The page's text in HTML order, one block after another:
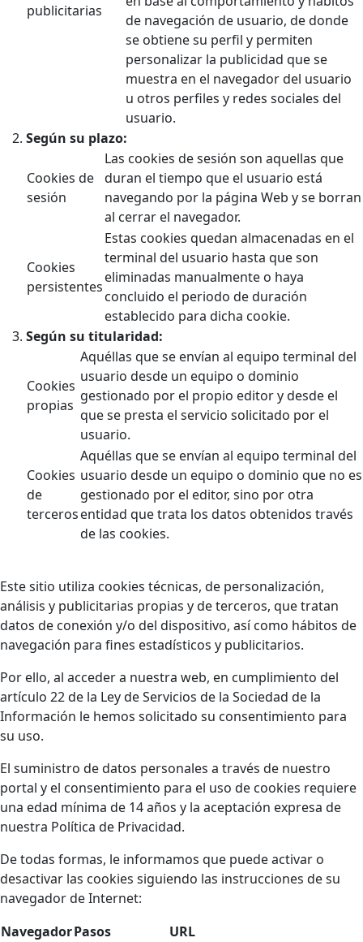
publicitarias
de navegación de usuario, de donde
se obtiene su perfil y permiten
personalizar la publicidad que se
muestra en el navegador del usuario
u otros perfiles y redes sociales del
usuario.
Según su plazo:
Cookies de
sesión
Las cookies de sesión son aquellas que
duran el tiempo que el usuario está
navegando por la página Web y se borran
al cerrar el navegador.
Cookies
persistentes
Estas cookies quedan almacenadas en el
terminal del usuario hasta que son
eliminadas manualmente o haya
concluido el periodo de duración
establecido para dicha cookie.
Según su titularidad:
Cookies
propias
Aquéllas que se envían al equipo terminal del
usuario desde un equipo o dominio
gestionado por el propio editor y desde el
que se presta el servicio solicitado por el
usuario.
Cookies
de
terceros
Aquéllas que se envían al equipo terminal del
usuario desde un equipo o dominio que no es
gestionado por el editor, sino por otra
entidad que trata los datos obtenidos través
de las cookies.
Este sitio utiliza cookies técnicas, de personalización,
análisis y publicitarias propias y de terceros, que tratan
datos de conexión y/o del dispositivo, así como hábitos de
navegación para fines estadísticos y publicitarios.
Por ello, al acceder a nuestra web, en cumplimiento del
artículo 22 de la Ley de Servicios de la Sociedad de la
Información le hemos solicitado su consentimiento para
su uso.
El suministro de datos personales a través de nuestro
portal y el consentimiento para el uso de cookies requiere
una edad mínima de 14 años y la aceptación expresa de
nuestra Política de Privacidad.
De todas formas, le informamos que puede activar o
desactivar las cookies siguiendo las instrucciones de su
navegador de Internet:
NavegadorPasos URL